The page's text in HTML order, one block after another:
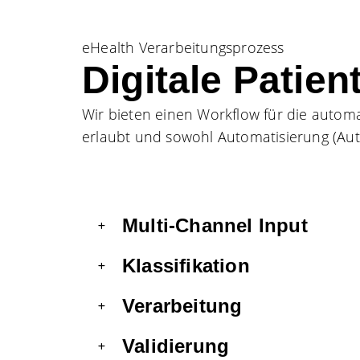
eHealth Verarbeitungsprozess
Digitale
Wir bieten einen Workflow für die
erlaubt und sowohl Automatisierung
Multi-Channel Input
Klassifikation
Verarbeitung
Validierung